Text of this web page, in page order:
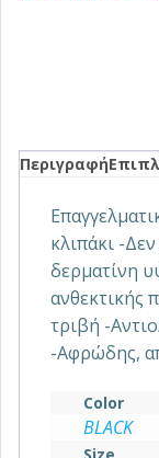
Περιγραφή
κλιπάκι -
δερματίνη
ανθεκτικής
τριβή -
-Αφρώδης,
Color
BLACK